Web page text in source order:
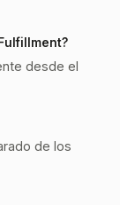
desde el
de los